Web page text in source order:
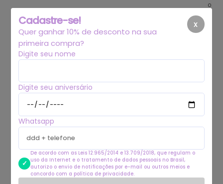
0
Início . caneca
Filtrar
x
Cadastre-se!
Quer ganhar 10% de desconto na sua
primeira compra?
Digite seu nome
Digite seu aniversário
Whatsapp
De acordo com as Leis 12.965/2014 e 13.709/2018, que regulam o
uso da Internet e o tratamento de dados pessoais no Brasil,
autorizo o envio de notificações por e-mail ou outros meios e
concordo com a política de privacidade.